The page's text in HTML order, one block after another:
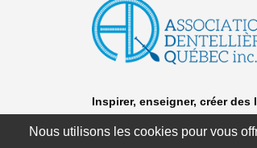
Inspirer, enseigner, créer des
"Dentelle après dentelle depuis
Nous utilisons les cookies pour vous